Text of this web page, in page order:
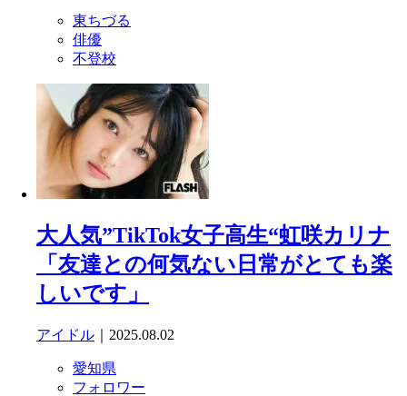
東ちづる
俳優
不登校
大人気”TikTok女子高生“虹咲カリナ
「友達との何気ない日常がとても楽
しいです」
アイドル ｜2025.08.02
愛知県
フォロワー